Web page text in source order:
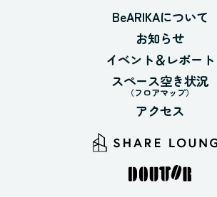
BeARIKAについて
お知らせ
イベント＆レポート
スペース空き状況
（フロアマップ）
アクセス